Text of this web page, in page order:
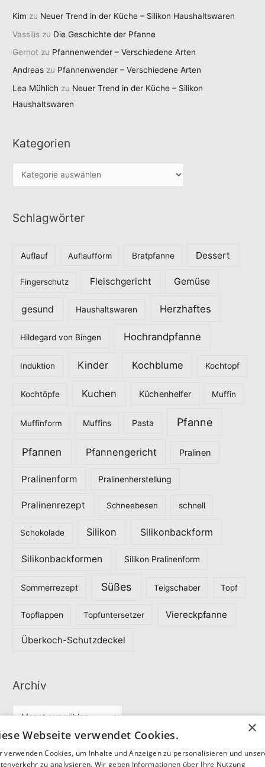
Kim zu Neuer Trend in der Küche – Silikon Haushaltswaren
Vassilis zu Die Geschichte der Pfanne
Gernot zu Pfannenwender – Verschiedene Arten
Andreas zu Pfannenwender – Verschiedene Arten
Lea Mühlich zu Neuer Trend in der Küche – Silikon
Haushaltswaren
Kategorien
a
e
Schlagwörter
Auflauf Auflaufform Bratpfanne Dessert
Fingerschutz Fleischgericht Gemüse
gesund Haushaltswaren Herzhaftes
Hildegard von Bingen Hochrandpfanne
Induktion Kinder Kochblume Kochtopf
Kochtöpfe Kuchen Küchenhelfer Muffin
Muffinform Muffins Pasta Pfanne
Pfannen Pfannengericht Pralinen
Pralinenform Pralinenherstellung
Pralinenrezept Schneebesen schnell
Schokolade Silikon Silikonbackform
Silikonbackformen Silikon Pralinenform
Sommerrezept Süßes Teigschaber Topf
Topflappen Topfuntersetzer Viereckpfanne
Überkoch-Schutzdeckel
Archiv
Partner
×
Webseite verwendet Cookies.
verwenden Cookies, um Inhalte und Anzeigen zu personalisieren und
zu analysieren. Wir geben Informationen über Ihre Nutzung